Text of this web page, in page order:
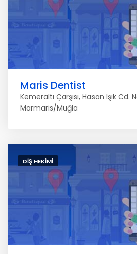
Maris Dentist
Kemeraltı Çarşısı, Hasan Işık Cd.
Marmaris/Muğla
DIŞ HEKIMI